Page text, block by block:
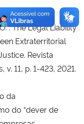
. The Legal Liability
Extraterritorial
Revista
11, p. 1-423, 2021.
da
do “dever de